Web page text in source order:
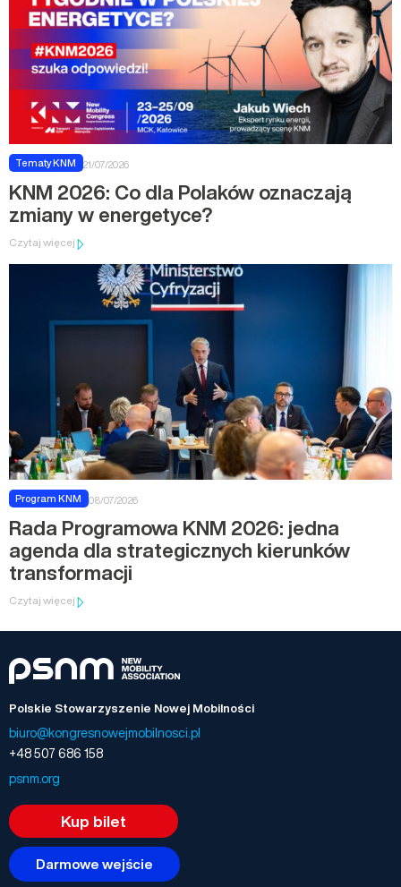
Tematy KNM 21/07/2026
KNM 2026: Co dla Polaków oznaczają
zmiany w energetyce?
Czytaj więcej
Program KNM 08/07/2026
Rada Programowa KNM 2026: jedna
agenda dla strategicznych kierunków
transformacji
Czytaj więcej
Polskie Stowarzyszenie Nowej Mobilności
biuro@kongresnowejmobilnosci.pl
+48 507 686 158
psnm.org
Kup bilet
Darmowe wejście